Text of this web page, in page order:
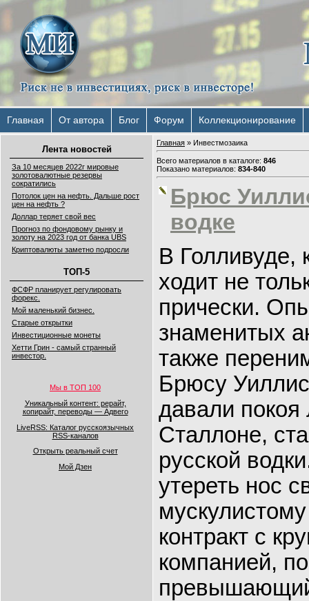
Главная От автора Блог Форум Коллекционирование
Лента новостей
За 10 месяцев 2022г мировые
золотовалютные резервы
сократились
Потолок цен на нефть. Дальше рост
цен на нефть ?
Доллар теряет свой вес
Прогноз по фондовому рынку и
золоту на 2023 год от банка UBS
Криптовалюты заметно подросли
ТОП-5
ФСФР планирует регулировать
форекс.
Мой маленький бизнес.
Старые открытки
Инвестиционные монеты
Хетти Грин - самый странный
инвестор.
Мы в ТОП 100
Уникальный контент: рерайт,
копирайт, переводы — Адвего
LiveRSS: Каталог русскоязычных
RSS-каналов
Открыть реальный счет
Мой Дзен
Главная » Инвестмозаика
Всего материалов в каталоге: 846
Показано материалов: 834-840
Брюс
водке
В Голливуде,
ходит не
прически.
знаменитых
также
Брюсу
давали
Сталлоне,
русской
утереть нос
контракт с
компанией,